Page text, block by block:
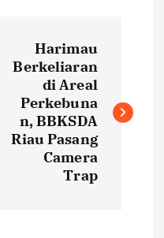
Harimau
Berkeliaran
di Areal
Perkebuna
n, BBKSDA
Riau Pasang
Camera
Trap